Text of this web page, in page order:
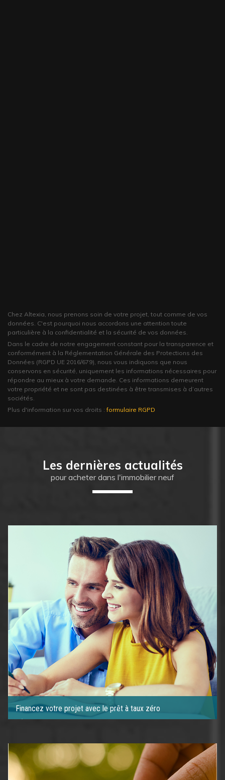
Chez Altexia, nous prenons soin de votre projet, tout comme de vos
données. C'est pourquoi nous accordons une attention toute
particulière à la confidentialité et la sécurité de vos données.
Dans le cadre de notre engagement constant pour la transparence et
conformément à la Réglementation Générale des Protections des
Données (RGPD UE 2016/679), nous vous indiquons que nous
conservons en sécurité, uniquement les informations nécessaires pour
répondre au mieux à votre demande. Ces informations demeurent
votre propriété et ne sont pas destinées à être transmises à d’autres
sociétés.
Plus d'information sur vos droits :formulaire RGPD
Les dernières actualités
pour acheter dans l'immobilier neuf
Financez votre projet avec le prêt à taux zéro